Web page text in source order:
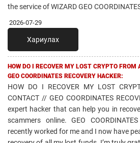
the service of WIZARD GEO
2026-07-29
Хариулах
HOW DO I RECOVER MY LOST CRYPTO
GEO COORDINATES RECOVERY HACKER:
HOW DO I RECOVER MY LOST
CONTACT // GEO COORDINATES
expert hacker that can help you in
scammers online. GEO
recently worked for me and I now have